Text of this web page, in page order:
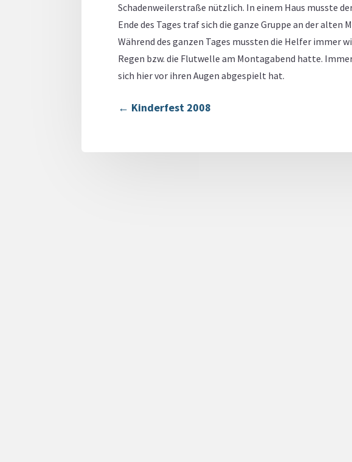
Schadenweilerstraße nützlich. In einem Haus musste
Ende des Tages traf sich die ganze Gruppe an der
Während des ganzen Tages mussten die Helfer immer
Regen bzw. die Flutwelle am Montagabend hatte.
sich hier vor ihren Augen abgespielt hat.
← Kinderfest 2008